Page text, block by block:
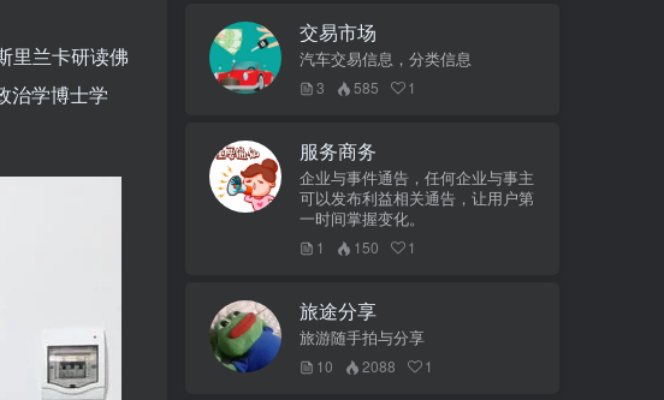
里兰卡研读佛
治学博士学
交易市场
汽车交易信息，分类信息
3 585 1
服务商务
企业与事件通告，任何企业与事主
可以发布利益相关通告，让用户第
一时间掌握变化。
1 150 1
旅途分享
旅游随手拍与分享
10 2088 1